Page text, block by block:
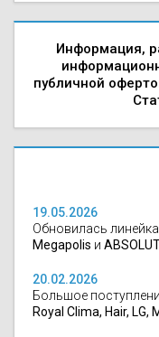
Информация,
публичной
19.05.2026
Обновилась
Megapolis и
20.02.2026
Большое
Royal Clima, Hair, LG,